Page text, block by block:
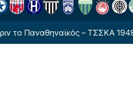
– ΤΣΣΚΑ 1948